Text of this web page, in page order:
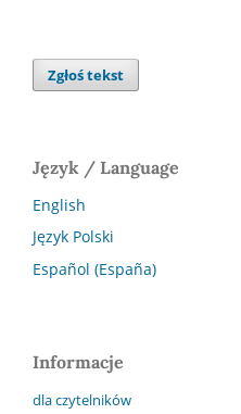
Zgłoś tekst
Język / Language
English
Język Polski
Español (España)
Informacje
dla czytelników